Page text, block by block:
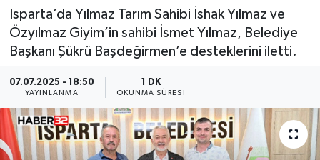
Isparta’da Yılmaz Tarım Sahibi İshak Yılmaz ve
Özyılmaz Giyim’in sahibi İsmet Yılmaz, Belediye
Başkanı Şükrü Başdeğirmen’e desteklerini iletti.
07.07.2025 - 18:50
YAYINLANMA
1 DK
OKUNMA SÜRESI
BİLİM VE TEKNOLOJİ
EĞİTİM
GENEL
Güncel
HABERDE İNSAN
Tüm Manşetler
Son Dakika Haberleri
Haber Arşivi